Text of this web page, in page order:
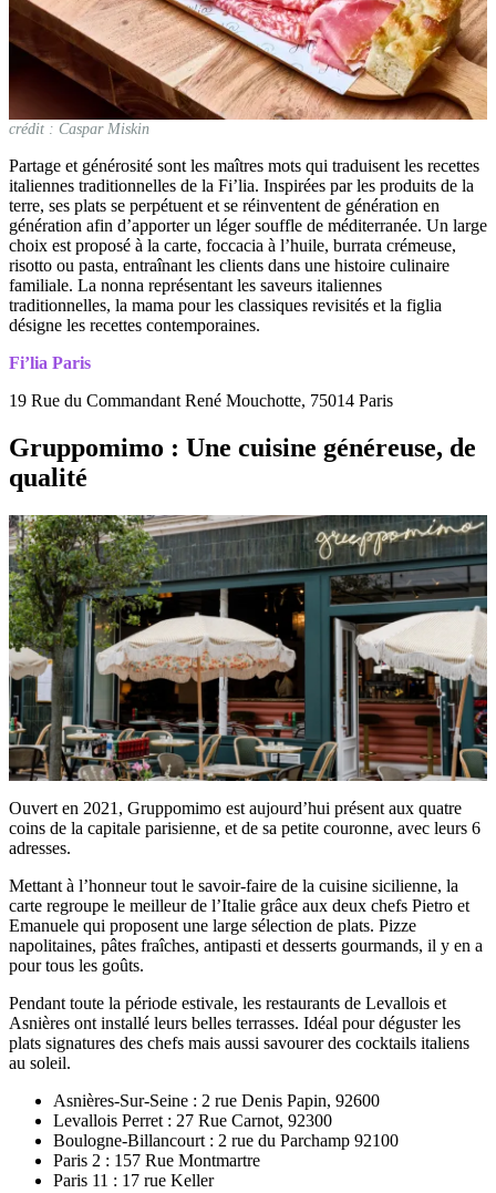
crédit : Caspar Miskin
Partage et générosité sont les maîtres mots qui traduisent les recettes
italiennes traditionnelles de la Fi’lia. Inspirées par les produits de la
terre, ses plats se perpétuent et se réinventent de génération en
génération afin d’apporter un léger souffle de méditerranée. Un large
choix est proposé à la carte, foccacia à l’huile, burrata crémeuse,
risotto ou pasta, entraînant les clients dans une histoire culinaire
familiale. La nonna représentant les saveurs italiennes
traditionnelles, la mama pour les classiques revisités et la figlia
désigne les recettes contemporaines.
Fi’lia Paris
19 Rue du Commandant René Mouchotte, 75014 Paris
Gruppomimo : Une cuisine généreuse, de
qualité
Ouvert en 2021, Gruppomimo est aujourd’hui présent aux quatre
coins de la capitale parisienne, et de sa petite couronne, avec leurs 6
adresses.
Mettant à l’honneur tout le savoir-faire de la cuisine sicilienne, la
carte regroupe le meilleur de l’Italie grâce aux deux chefs Pietro et
Emanuele qui proposent une large sélection de plats. Pizze
napolitaines, pâtes fraîches, antipasti et desserts gourmands, il y en a
pour tous les goûts.
Pendant toute la période estivale, les restaurants de Levallois et
Asnières ont installé leurs belles terrasses. Idéal pour déguster les
plats signatures des chefs mais aussi savourer des cocktails italiens
au soleil.
Asnières-Sur-Seine : 2 rue Denis Papin, 92600
Levallois Perret : 27 Rue Carnot, 92300
Boulogne-Billancourt : 2 rue du Parchamp 92100
Paris 2 : 157 Rue Montmartre
Paris 11 : 17 rue Keller